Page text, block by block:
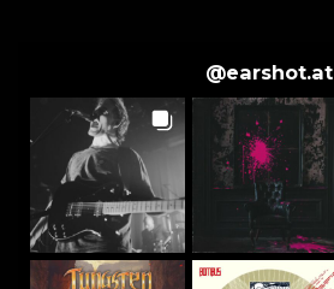
@earshot.at